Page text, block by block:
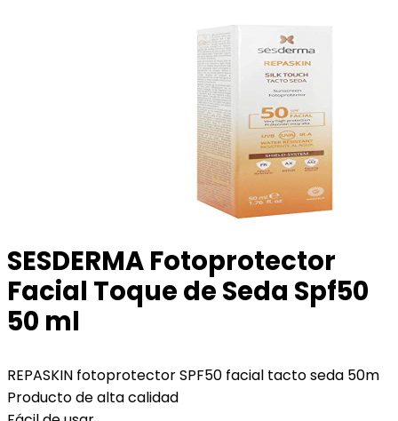
SESDERMA Fotoprotector
Facial Toque de Seda Spf50
50 ml
REPASKIN fotoprotector SPF50 facial tacto seda 50m
Producto de alta calidad